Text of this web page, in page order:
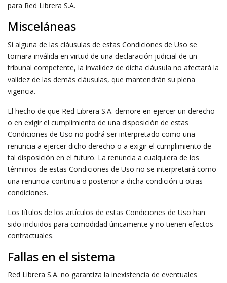
para Red Librera S.A.
Misceláneas
Si alguna de las cláusulas de estas Condiciones de Uso se
tornara inválida en virtud de una declaración judicial de un
tribunal competente, la invalidez de dicha cláusula no afectará la
validez de las demás cláusulas, que mantendrán su plena
vigencia.
El hecho de que Red Librera S.A. demore en ejercer un derecho
o en exigir el cumplimiento de una disposición de estas
Condiciones de Uso no podrá ser interpretado como una
renuncia a ejercer dicho derecho o a exigir el cumplimiento de
tal disposición en el futuro. La renuncia a cualquiera de los
términos de estas Condiciones de Uso no se interpretará como
una renuncia continua o posterior a dicha condición u otras
condiciones.
Los títulos de los artículos de estas Condiciones de Uso han
sido incluidos para comodidad únicamente y no tienen efectos
contractuales.
Fallas en el sistema
Red Librera S.A. no garantiza la inexistencia de eventuales